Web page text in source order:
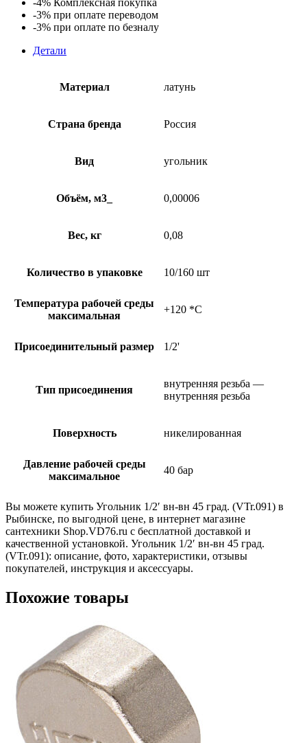
-4% Комплексная покупка
-3% при оплате переводом
-3% при оплате по безналу
Детали
Материал латунь
Страна бренда Россия
Вид угольник
Объём, м3_ 0,00006
Вес, кг 0,08
Количество в упаковке 10/160 шт
Температура рабочей среды
максимальная
+120 *C
Присоединительный размер 1/2'
Тип присоединения
внутренняя резьба —
внутренняя резьба
Поверхность никелированная
Давление рабочей среды
максимальное
40 бар
Вы можете купить Угольник 1/2′ вн-вн 45 град. (VTr.091) в
Рыбинске, по выгодной цене, в интернет магазине
сантехники Shop.VD76.ru с бесплатной доставкой и
качественной установкой. Угольник 1/2′ вн-вн 45 град.
(VTr.091): описание, фото, характеристики, отзывы
покупателей, инструкция и аксессуары.
Похожие товары